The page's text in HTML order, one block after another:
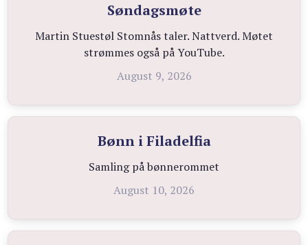
Søndagsmøte
Martin Stuestøl Stomnås taler. Nattverd. Møtet
strømmes også på YouTube.
August 9, 2026
Bønn i Filadelfia
Samling på bønnerommet
August 10, 2026